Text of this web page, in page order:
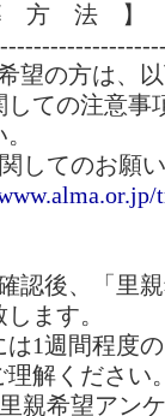
方 法 】
望の方は、
の注意事
てのお願い
認後、「里
ます。
週間程度の
解ください
希望アンケ